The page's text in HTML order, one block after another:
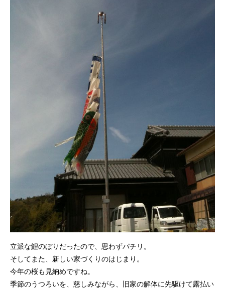
立派な鯉のぼりだったので、思わずパチリ。
そしてまた、新しい家づくりのはじまり。
今年の桜も見納めですね。
季節のうつろいを、慈しみながら、旧家の解体に先駆けて露払い